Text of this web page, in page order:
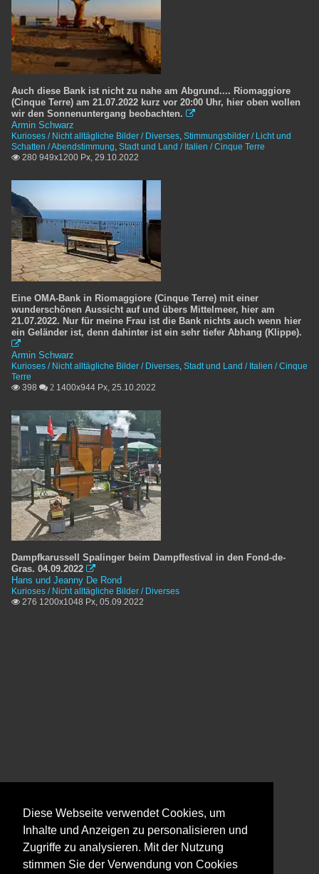
Auch diese Bank ist nicht zu nahe am Abgrund.... Riomaggiore
(Cinque Terre) am 21.07.2022 kurz vor 20:00 Uhr, hier oben wollen
wir den Sonnenuntergang beobachten. 
Armin Schwarz
Kurioses / Nicht alltägliche Bilder / Diverses, Stimmungsbilder / Licht und
Schatten / Abendstimmung, Stadt und Land / Italien / Cinque Terre
 280 949x1200 Px, 29.10.2022
Eine OMA-Bank in Riomaggiore (Cinque Terre) mit einer
wunderschönen Aussicht auf und übers Mittelmeer, hier am
21.07.2022. Nur für meine Frau ist die Bank nichts auch wenn hier
ein Geländer ist, denn dahinter ist ein sehr tiefer Abhang (Klippe).

Armin Schwarz
Kurioses / Nicht alltägliche Bilder / Diverses, Stadt und Land / Italien / Cinque
Terre
 398  2 1400x944 Px, 25.10.2022
Dampfkarussell Spalinger beim Dampffestival in den Fond-de-
Gras. 04.09.2022 
Hans und Jeanny De Rond
Kurioses / Nicht alltägliche Bilder / Diverses
 276 1200x1048 Px, 05.09.2022
Diese Webseite verwendet Cookies, um
Inhalte und Anzeigen zu personalisieren und
Zugriffe zu analysieren. Mit der Nutzung
stimmen Sie der Verwendung von Cookies